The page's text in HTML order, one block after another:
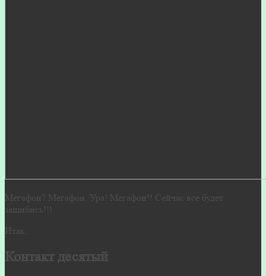
Мегафон? Мегафон. Ура! Мегафон!! Сейчас все будет
зашибись!!!
Итак:
Контакт десятый